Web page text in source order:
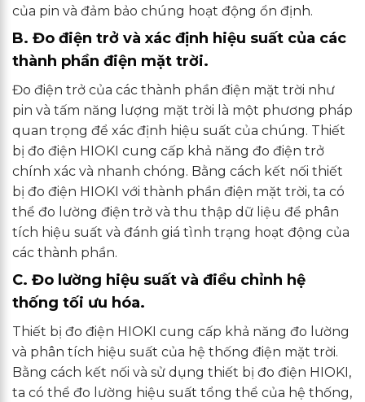
của pin và đảm bảo chúng hoạt động ổn định.
B. Đo điện trở và xác định hiệu suất của các
thành phần điện mặt trời.
Đo điện trở của các thành phần điện mặt trời như
pin và tấm năng lượng mặt trời là một phương pháp
quan trọng để xác định hiệu suất của chúng. Thiết
bị đo điện HIOKI cung cấp khả năng đo điện trở
chính xác và nhanh chóng. Bằng cách kết nối thiết
bị đo điện HIOKI với thành phần điện mặt trời, ta có
thể đo lường điện trở và thu thập dữ liệu để phân
tích hiệu suất và đánh giá tình trạng hoạt động của
các thành phần.
C. Đo lường hiệu suất và điều chỉnh hệ
thống tối ưu hóa.
Thiết bị đo điện HIOKI cung cấp khả năng đo lường
và phân tích hiệu suất của hệ thống điện mặt trời.
Bằng cách kết nối và sử dụng thiết bị đo điện HIOKI,
ta có thể đo lường hiệu suất tổng thể của hệ thống,